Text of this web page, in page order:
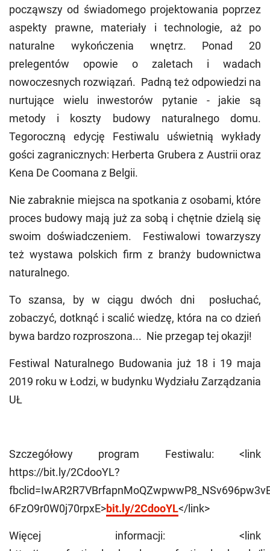
począwszy od świadomego projektowania poprzez
aspekty prawne, materiały i technologie, aż po
naturalne wykończenia wnętrz. Ponad 20
prelegentów opowie o zaletach i wadach
nowoczesnych rozwiązań. Padną też odpowiedzi na
nurtujące wielu inwestorów pytanie - jakie są
metody i koszty budowy naturalnego domu.
Tegoroczną edycję Festiwalu uświetnią wykłady
gości zagranicznych: Herberta Grubera z Austrii oraz
Kena De Coomana z Belgii.
Nie zabraknie miejsca na spotkania z osobami, które
proces budowy mają już za sobą i chętnie dzielą się
swoim doświadczeniem. Festiwalowi towarzyszy
też wystawa polskich firm z branży budownictwa
naturalnego.
To szansa, by w ciągu dwóch dni posłuchać,
zobaczyć, dotknąć i scalić wiedzę, która na co dzień
bywa bardzo rozproszona... Nie przegap tej okazji!
Festiwal Naturalnego Budowania już 18 i 19 maja
2019 roku w Łodzi, w budynku Wydziału Zarządzania
UŁ
Szczegółowy program Festiwalu: <link
https://bit.ly/2CdooYL?
6FzO9r0W0j70rpxE>bit.ly/2CdooYL</link>
Więcej informacji: <link